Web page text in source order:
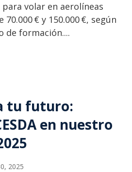
volar en aerolíneas
€ y 150.000 €, según
de formación....
tu futuro:
en nuestro
2025